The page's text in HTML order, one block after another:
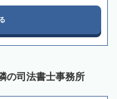
の司法書士事務所